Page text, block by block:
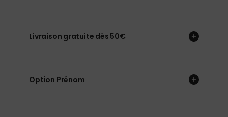
Livraison gratuite dès 50€
Option Prénom